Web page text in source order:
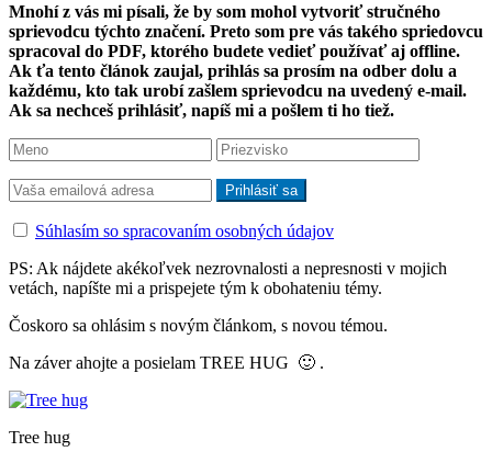
Mnohí z vás mi písali, že by som mohol vytvoriť stručného
sprievodcu týchto značení. Preto som pre vás takého spriedovcu
spracoval do PDF, ktorého budete vedieť používať aj offline.
Ak ťa tento článok zaujal, prihlás sa prosím na odber dolu a
každému, kto tak urobí zašlem sprievodcu na uvedený e-mail.
Ak sa nechceš prihlásiť, napíš mi a pošlem ti ho tiež.
Súhlasím so spracovaním osobných údajov
PS: Ak nájdete akékoľvek nezrovnalosti a nepresnosti v mojich
vetách, napíšte mi a prispejete tým k obohateniu témy.
Čoskoro sa ohlásim s novým článkom, s novou témou.
Na záver ahojte a posielam TREE HUG 🙂 .
Tree hug